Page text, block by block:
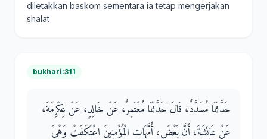
diletakkan baskom sementara ia tetap mengerjakan
shalat
bukhari:311
حَدَّثَنَا مُسَدَّدٌ، قَالَ حَدَّثَنَا مُعْتَمِرٌ، عَنْ خَالِدٍ، عَنْ عِكْرِمَةَ،
عَنْ عَائِشَةَ، أَنَّ بَعْضَ، أُمَّهَاتِ الْمُؤْمِنِينَ اعْتَكَفَتْ وَهْىَ